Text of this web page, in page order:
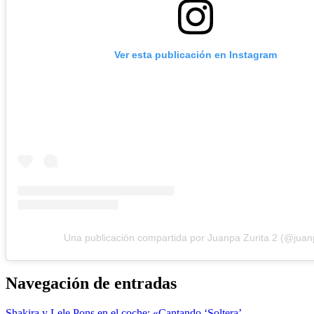
Ver esta publicación en Instagram
Una publicación compartida por Juanpa Zurita 2
Navegación de entradas